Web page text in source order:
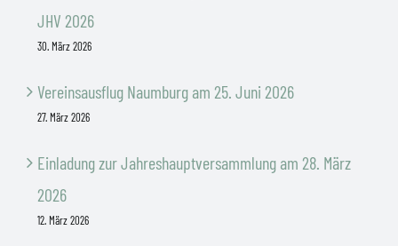
JHV 2026
30. März 2026
Vereinsausflug Naumburg am 25. Juni 2026
27. März 2026
Einladung zur Jahreshauptversammlung am 28. März
2026
12. März 2026